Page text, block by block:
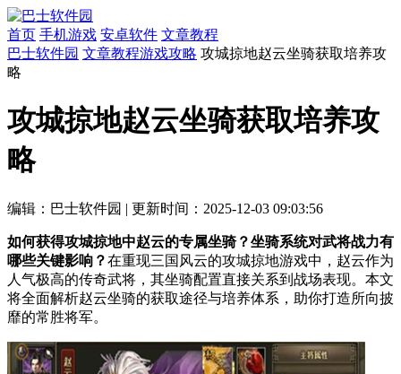
首页 手机游戏 安卓软件 文章教程
巴士软件园 文章教程游戏攻略 攻城掠地赵云坐骑获取培养攻
略
攻城掠地赵云坐骑获取培养攻
略
编辑：巴士软件园 | 更新时间：2025-12-03 09:03:56
如何获得攻城掠地中赵云的专属坐骑？坐骑系统对武将战力有
哪些关键影响？在重现三国风云的攻城掠地游戏中，赵云作为
人气极高的传奇武将，其坐骑配置直接关系到战场表现。本文
将全面解析赵云坐骑的获取途径与培养体系，助你打造所向披
靡的常胜将军。